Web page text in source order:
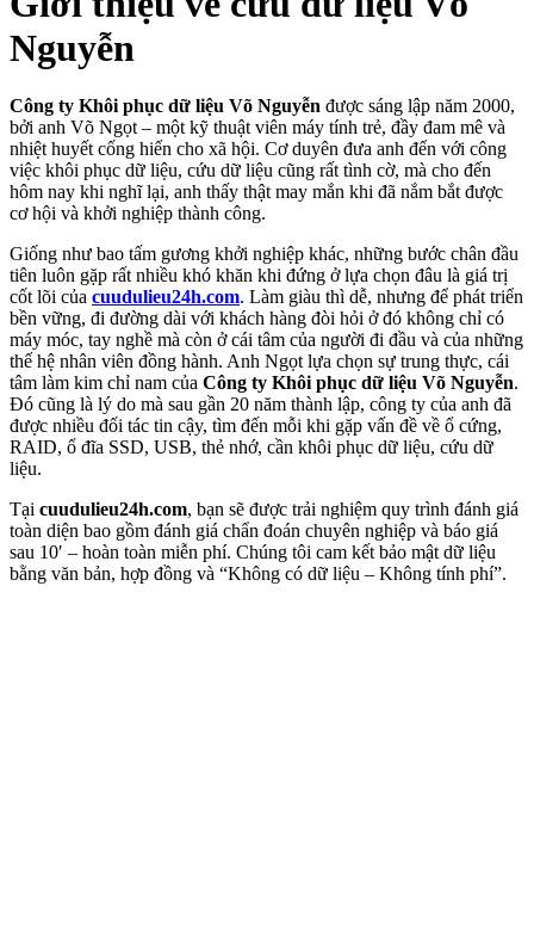
Nguyễn
Công ty Khôi phục dữ liệu Võ Nguyễn được sáng lập năm 2000,
bởi anh Võ Ngọt – một kỹ thuật viên máy tính trẻ, đầy đam mê và
nhiệt huyết cống hiến cho xã hội. Cơ duyên đưa anh đến với công
việc khôi phục dữ liệu, cứu dữ liệu cũng rất tình cờ, mà cho đến
hôm nay khi nghĩ lại, anh thấy thật may mắn khi đã nắm bắt được
cơ hội và khởi nghiệp thành công.
Giống như bao tấm gương khởi nghiệp khác, những bước chân đầu
tiên luôn gặp rất nhiều khó khăn khi đứng ở lựa chọn đâu là giá trị
cốt lõi của cuudulieu24h.com. Làm giàu thì dễ, nhưng để phát triển
bền vững, đi đường dài với khách hàng đòi hỏi ở đó không chỉ có
máy móc, tay nghề mà còn ở cái tâm của người đi đầu và của những
thế hệ nhân viên đồng hành. Anh Ngọt lựa chọn sự trung thực, cái
tâm làm kim chỉ nam của Công ty Khôi phục dữ liệu Võ Nguyễn.
Đó cũng là lý do mà sau gần 20 năm thành lập, công ty của anh đã
được nhiều đối tác tin cậy, tìm đến mỗi khi gặp vấn đề về ổ cứng,
RAID, ổ đĩa SSD, USB, thẻ nhớ, cần khôi phục dữ liệu, cứu dữ
liệu.
Tại cuudulieu24h.com, bạn sẽ được trải nghiệm quy trình đánh giá
toàn diện bao gồm đánh giá chẩn đoán chuyên nghiệp và báo giá
sau 10′ – hoàn toàn miễn phí. Chúng tôi cam kết bảo mật dữ liệu
bằng văn bản, hợp đồng và “Không có dữ liệu – Không tính phí”.